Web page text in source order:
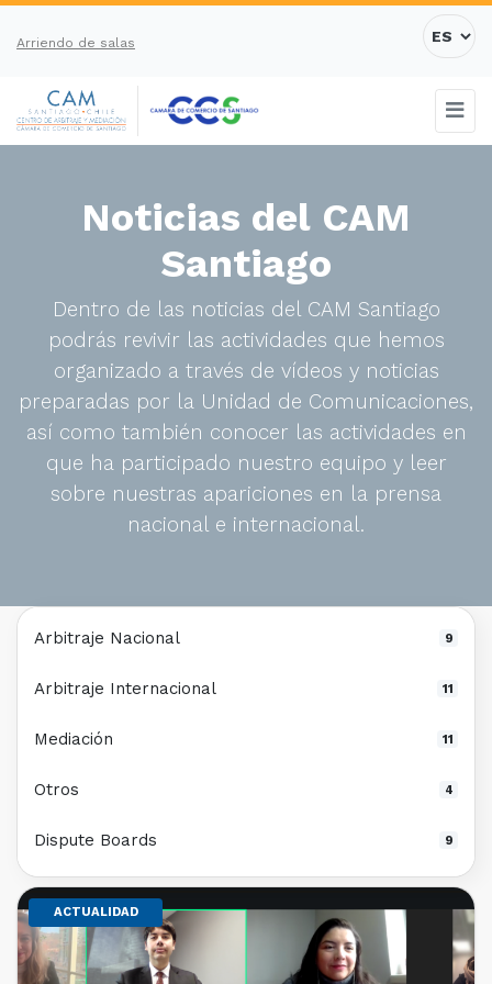
Arriendo de salas
Noticias del CAM
Santiago
Dentro de las noticias del CAM Santiago
podrás revivir las actividades que hemos
organizado a través de vídeos y noticias
preparadas por la Unidad de Comunicaciones,
así como también conocer las actividades en
que ha participado nuestro equipo y leer
sobre nuestras apariciones en la prensa
nacional e internacional.
ACTUALIDAD
Arbitraje Nacional 9
Arbitraje Internacional 11
Mediación 11
Otros 4
Dispute Boards 9